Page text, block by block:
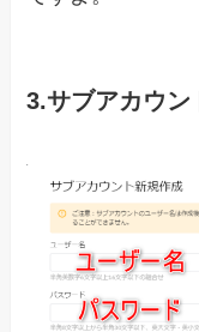
3.サブアカウン